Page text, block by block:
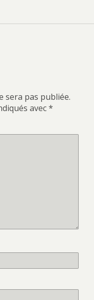
sera pas publiée.
avec*